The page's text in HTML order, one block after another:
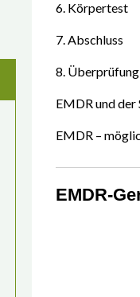
6. Körpertest
7. Abschluss
8.
EMDR und
EMDR –
EMDR-